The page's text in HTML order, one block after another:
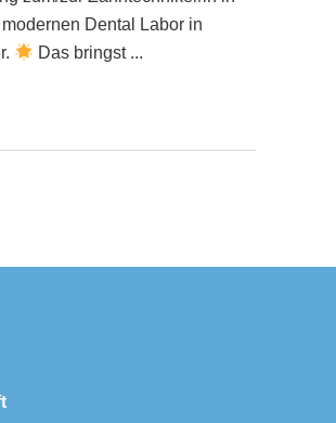
Dental Labor in
Das bringst